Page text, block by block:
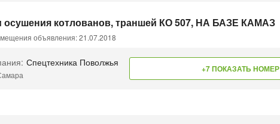
осушения котлованов, траншей КО 507, НА БАЗЕ КАМАЗ
объявления: 21.07.2018
Спецтехника Поволжья
+7 ПОКАЗАТЬ НОМЕР